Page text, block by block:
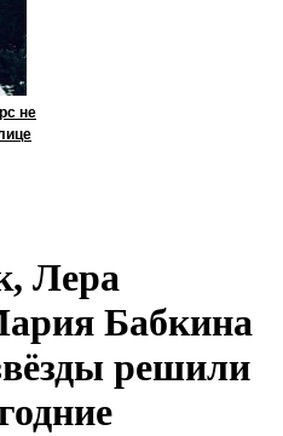
не
Лера
Бабкина
решили